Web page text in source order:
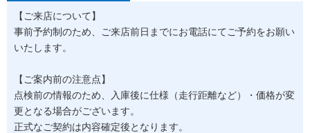
【ご来店について】
事前予約制のため、ご来店前日までにお電話にてご予約をお願い
いたします。
【ご案内前の注意点】
点検前の情報のため、入庫後に仕様（走行距離など）・価格が変
更となる場合がございます。
正式なご契約は内容確定後となります。